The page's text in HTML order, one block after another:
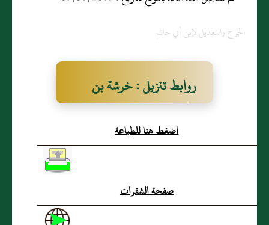
الجرح والتعديل لإبن أبي حاتم
روابط تنزيل : خرشة بن
الحارث مِصري
اضغط هنا للطباعة
صفحة الشفرات